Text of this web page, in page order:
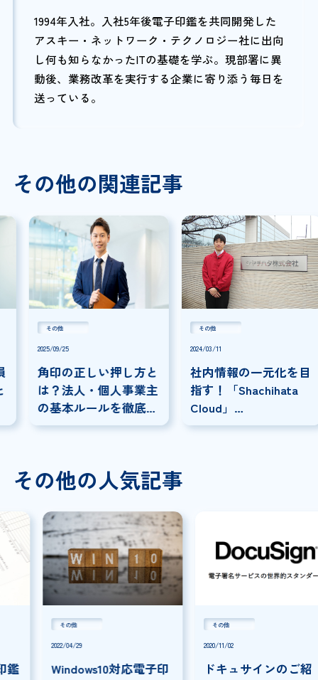
1994年入社。入社5年後電子印鑑を共同開発した
アスキー・ネットワーク・テクノロジー社に出向
し何も知らなかったITの基礎を学ぶ。現部署に異
動後、業務改革を実行する企業に寄り添う毎日を
送っている。
その他の関連記事
2025/09/25
角印の正しい押し方と
は？法人・個人事業主
の基本ルールを徹底解
説！
2024/03/11
社内情報の一元化を目
指す！「Shachihata
Cloud」
×「SmartDrive」連携
その他の人気記事
2022/04/29
Windows10対応電子印
ドキュサインのご紹